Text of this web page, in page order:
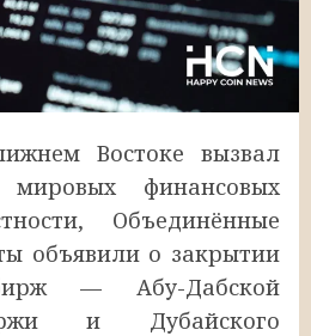
Востоке вызвал
финансовых
Объединённые
объявили о закрытии
— Абу-Дабской
и Дубайского